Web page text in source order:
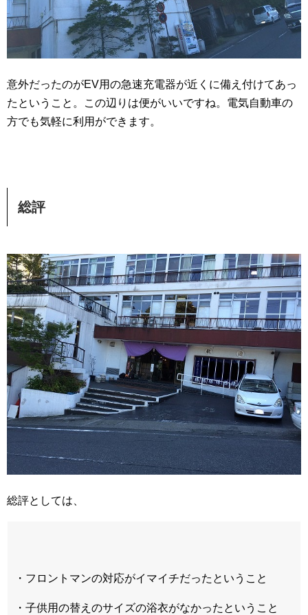
意外だったのがEV用の急速充電器が近くに備え付けてあっ
たということ。この辺りは便がいいですね。電気自動車の
方でも気軽に利用ができます。
総評
総評としては、
・フロントマンの対応がイマイチだったということ
・子供用の替えのサイズの浴衣がなかったということ